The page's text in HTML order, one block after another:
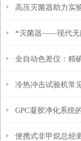
题
高压灭菌器助力实
*灭菌器——现代无
全自动色差仪：精
冷热冲击试验机常
介绍
GPC凝胶净化系统
渗透色谱原理
便携式非甲烷总烃